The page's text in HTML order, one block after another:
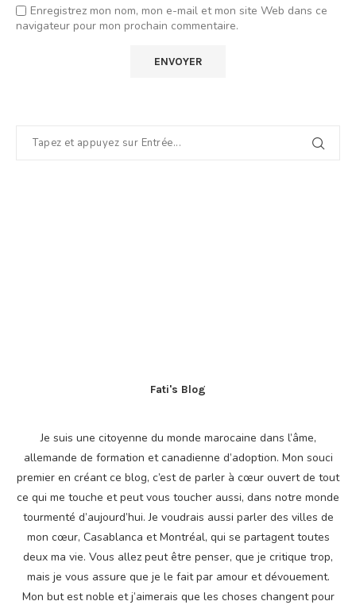
Enregistrez mon nom, mon e-mail et mon site Web dans ce
navigateur pour mon prochain commentaire.
Fati's Blog
Je suis une citoyenne du monde marocaine dans l’âme,
allemande de formation et canadienne d’adoption. Mon souci
premier en créant ce blog, c’est de parler à cœur ouvert de tout
ce qui me touche et peut vous toucher aussi, dans notre monde
tourmenté d’aujourd’hui. Je voudrais aussi parler des villes de
mon cœur, Casablanca et Montréal, qui se partagent toutes
deux ma vie. Vous allez peut être penser, que je critique trop,
mais je vous assure que je le fait par amour et dévouement.
Mon but est noble et j’aimerais que les choses changent pour